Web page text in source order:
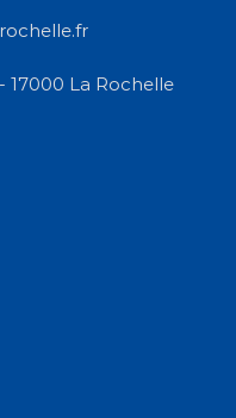
17000 La Rochelle